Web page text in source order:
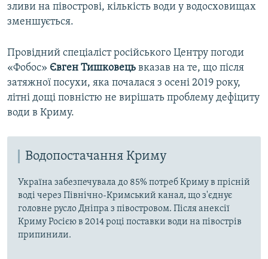
зливи на півострові, кількість води у водосховищах
зменшується.
Провідний спеціаліст російського Центру погоди
«Фобос» Євген Тишковець вказав на те, що після
затяжної посухи, яка почалася з осені 2019 року,
літні дощі повністю не вирішать проблему дефіциту
води в Криму.
Водопостачання Криму
Україна забезпечувала до 85% потреб Криму в прісній
воді через Північно-Кримський канал, що з'єднує
головне русло Дніпра з півостровом. Після анексії
Криму Росією в 2014 році поставки води на півострів
припинили.